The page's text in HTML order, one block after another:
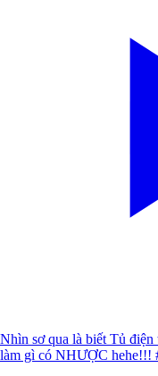
Nhìn sơ qua là biết Tủ
làm gì có NHƯỢC hehe!!!